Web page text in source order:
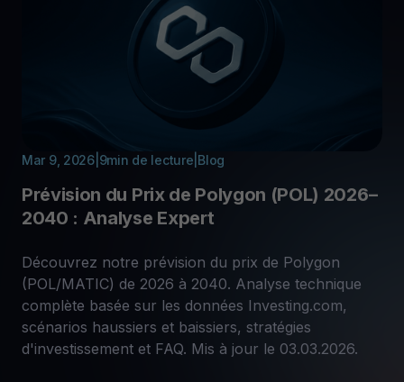
Mar 9, 2026| 9min de lecture Blog
Prévision du Prix de Polygon (POL) 2026–
2040 : Analyse Expert
Découvrez notre prévision du prix de Polygon
(POL/MATIC) de 2026 à 2040. Analyse technique
complète basée sur les données Investing.com,
scénarios haussiers et baissiers, stratégies
d'investissement et FAQ. Mis à jour le 03.03.2026.